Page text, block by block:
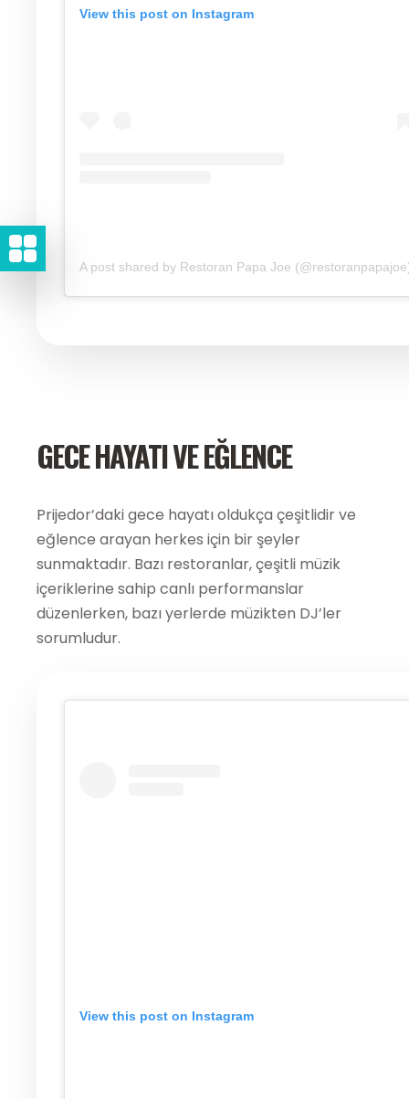
View this post on Instagram
A post shared by Restoran Papa Joe
GECE HAYATI VE EĞLENCE
Prijedor’daki gece hayatı oldukça çeşitlidir ve
eğlence arayan herkes için bir şeyler
sunmaktadır. Bazı restoranlar, çeşitli müzik
içeriklerine sahip canlı performanslar
düzenlerken, bazı yerlerde müzikten DJ’ler
sorumludur.
View this post on Instagram